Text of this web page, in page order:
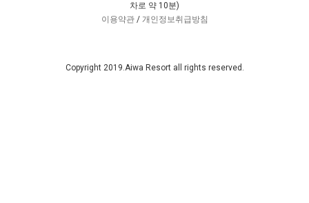
차로 약 10분)
이용약관/ 개인정보취급방침
Copyright 2019.Aiwa Resort all rights reserved.